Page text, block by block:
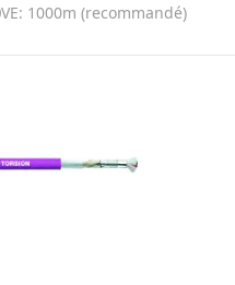
VE: 1000m (recommandé)